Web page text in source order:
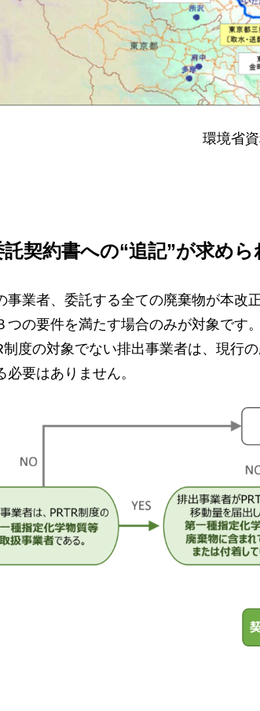
環境省
託契約書への“追記”が求め
事業者、委託する全ての廃棄物が本改
つの要件を満たす場合のみが対象です
制度の対象でない排出事業者は、現行
必要はありません。